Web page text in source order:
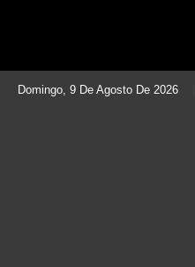
Domingo, 9 De Agosto De 2026